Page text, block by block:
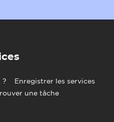
?
Enregistrer les services
une tâche